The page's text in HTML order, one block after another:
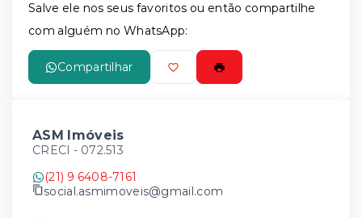
Salve ele nos seus favoritos ou então compartilhe
com alguém no WhatsApp:
Compartilhar
ASM Imóveis
CRECI - 072.513
(21) 9 6408-7161
social.asmimoveis@gmail.com